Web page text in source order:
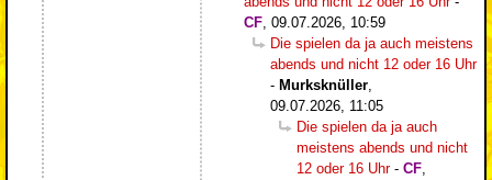
CF, 09.07.2026, 10:59
Die spielen da ja auch meistens
abends und nicht 12 oder 16 Uhr
- Murksknüller,
09.07.2026, 11:05
Die spielen da ja auch
meistens abends und nicht
12 oder 16 Uhr- CF,